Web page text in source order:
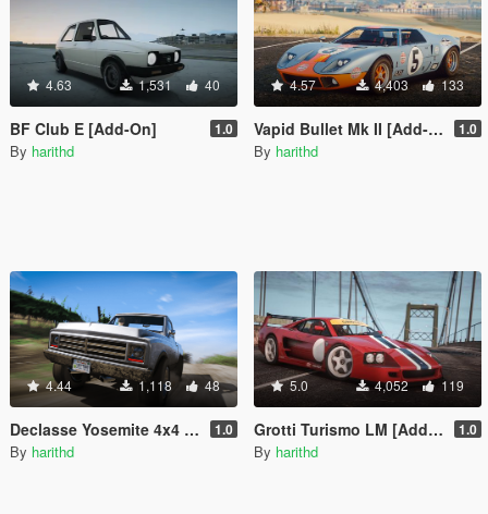
4.63 1,531 40
BF Club E [Add-On] 1.0
By harithd
4.57 4,403 133
Vapid Bullet Mk II [Add-On | Tuning | Liveries] 1.0
By harithd
4.44 1,118 48
Declasse Yosemite 4x4 [Add-On] 1.0
By harithd
5.0 4,052 119
Grotti Turismo LM [Add-On | Tuning] 1.0
By harithd